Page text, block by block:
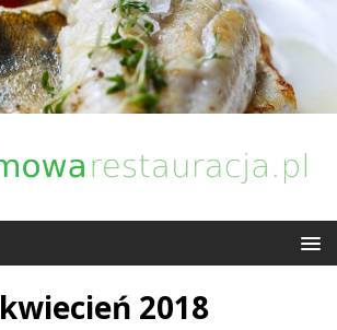
kwiecień 2018